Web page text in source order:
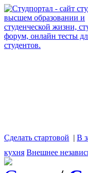
Сделать стартовой | В
кухня Внешнее